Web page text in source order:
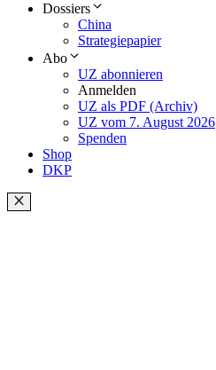
Dossiers
China
Strategiepapier
Abo
UZ abonnieren
Anmelden
UZ als PDF (Archiv)
UZ vom 7. August 2026
Spenden
Shop
DKP
Schließen